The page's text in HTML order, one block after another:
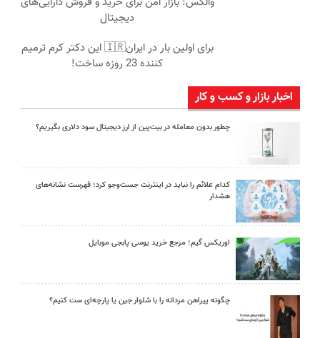
دیجیتال
برای اولین بار در ایران🇮🇷 این دکتر کرم ترمیم
کننده 23 روزه ساخت!
اخبار بازار و کسب و کار
چطور بدون معامله در بیت‌پین از ارز دیجیتال سود دلاری بگیریم؟
کدام علائم را نباید در اینترنت جست‌وجو کرد؛ فهرست نشانه‌های
هشدار
اوریکس گیم؛ مرجع خرید یوسی پابجی موبایل
چگونه پیراهن مردانه را با شلوار جین یا پارچه‌ای ست کنیم؟